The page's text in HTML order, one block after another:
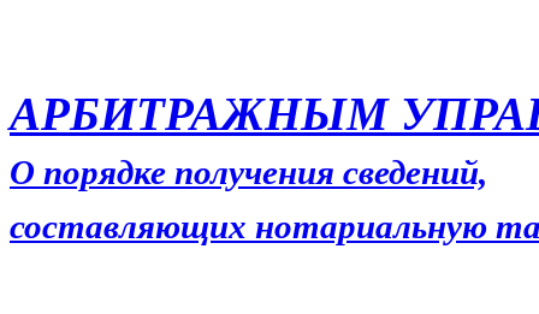
АРБИТРАЖНЫМ
О порядке получения сведений,
составляющих нотариальную